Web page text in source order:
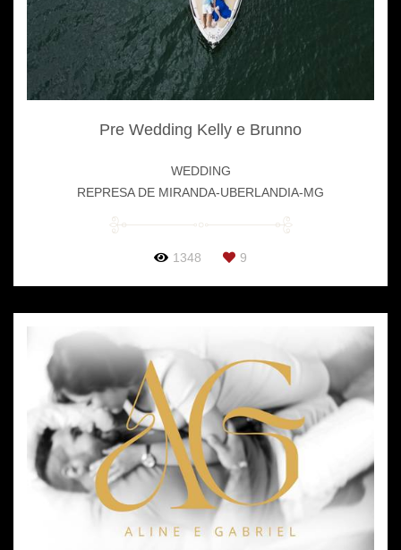
Pre Wedding Kelly e Brunno
WEDDING
REPRESA DE MIRANDA-UBERLANDIA-MG
1348 9